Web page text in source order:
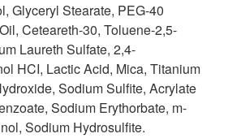
Glyceryl Stearate, PEG-40
Ceteareth-30, Toluene-2,5-
Laureth Sulfate, 2,4-
HCI, Lactic Acid, Mica, Titanium
Sodium Sulfite, Acrylate
Sodium Erythorbate, m-
Sodium Hydrosulfite.